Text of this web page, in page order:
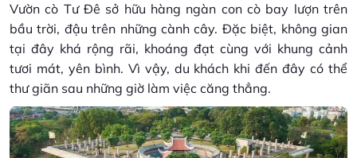
Vườn cò Tư Đê sở hữu hàng ngàn con cò bay lượn trên
bầu trời, đậu trên những cành cây. Đặc biệt, không gian
tại đây khá rộng rãi, khoáng đạt cùng với khung cảnh
tươi mát, yên bình. Vì vậy, du khách khi đến đây có thể
thư giãn sau những giờ làm việc căng thẳng.